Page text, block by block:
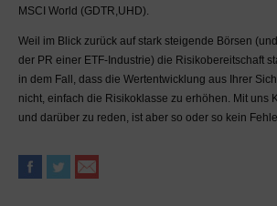
MSCI World (GDTR,UHD).
Weil im Blick zurück auf stark steigende Börsen
der PR einer ETF-Industrie) die Risikobereitschaft
in dem Fall, dass die Wertentwicklung aus Ihrer
nicht, einfach die Risikoklasse zu erhöhen. Mit uns
und darüber zu reden, ist aber so oder so kein
den nationalen
Steuergesetzen und sind
i.d.R. steuerpflichtig.
Lassen Sie sich von
Steuerberater